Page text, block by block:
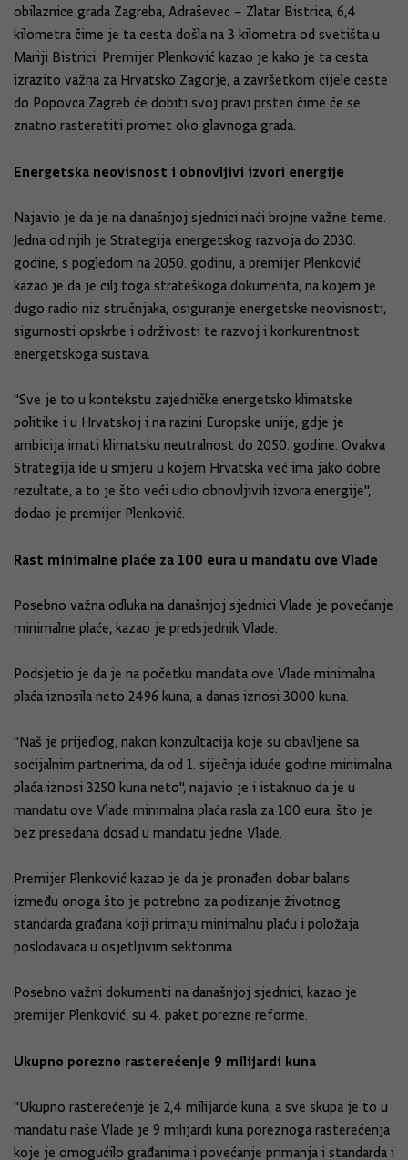
obilaznice grada Zagreba, Adraševec – Zlatar Bistrica, 6,4
kilometra čime je ta cesta došla na 3 kilometra od svetišta u
Mariji Bistrici. Premijer Plenković kazao je kako je ta cesta
izrazito važna za Hrvatsko Zagorje, a završetkom cijele ceste
do Popovca Zagreb će dobiti svoj pravi prsten čime će se
znatno rasteretiti promet oko glavnoga grada.
Energetska neovisnost i obnovljivi izvori energije
Najavio je da je na današnjoj sjednici naći brojne važne teme.
Jedna od njih je Strategija energetskog razvoja do 2030.
godine, s pogledom na 2050. godinu, a premijer Plenković
kazao je da je cilj toga strateškoga dokumenta, na kojem je
dugo radio niz stručnjaka, osiguranje energetske neovisnosti,
sigurnosti opskrbe i održivosti te razvoj i konkurentnost
energetskoga sustava.
"Sve je to u kontekstu zajedničke energetsko klimatske
politike i u Hrvatskoj i na razini Europske unije, gdje je
ambicija imati klimatsku neutralnost do 2050. godine. Ovakva
Strategija ide u smjeru u kojem Hrvatska već ima jako dobre
rezultate, a to je što veći udio obnovljivih izvora energije",
dodao je premijer Plenković.
Rast minimalne plaće za 100 eura u mandatu ove Vlade
Posebno važna odluka na današnjoj sjednici Vlade je povećanje
minimalne plaće, kazao je predsjednik Vlade.
Podsjetio je da je na početku mandata ove Vlade minimalna
plaća iznosila neto 2496 kuna, a danas iznosi 3000 kuna.
"Naš je prijedlog, nakon konzultacija koje su obavljene sa
socijalnim partnerima, da od 1. siječnja iduće godine minimalna
plaća iznosi 3250 kuna neto", najavio je i istaknuo da je u
mandatu ove Vlade minimalna plaća rasla za 100 eura, što je
bez presedana dosad u mandatu jedne Vlade.
Premijer Plenković kazao je da je pronađen dobar balans
između onoga što je potrebno za podizanje životnog
standarda građana koji primaju minimalnu plaću i položaja
poslodavaca u osjetljivim sektorima.
Posebno važni dokumenti na današnjoj sjednici, kazao je
premijer Plenković, su 4. paket porezne reforme.
Ukupno porezno rasterećenje 9 milijardi kuna
"Ukupno rasterećenje je 2,4 milijarde kuna, a sve skupa je to u
mandatu naše Vlade je 9 milijardi kuna poreznoga rasterećenja
koje je omogućilo građanima i povećanje primanja i standarda i